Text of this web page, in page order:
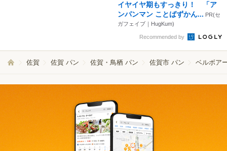
イヤイヤ期もすっきり！ 「ア
ンパンマン ことばずかん... PR(セ
ガフェイブ｜HugKum)
Recommended by
佐賀 佐賀 パン 佐賀・鳥栖 パン 佐賀市 パン ベルボア